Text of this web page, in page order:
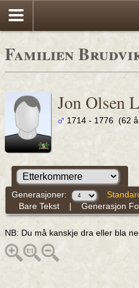
Familien
Jon Olsen
1714 - 1776 (62
Generasjoner:
Bare Tekst| Generasjon
NB: Du må kanskje dra eller bla